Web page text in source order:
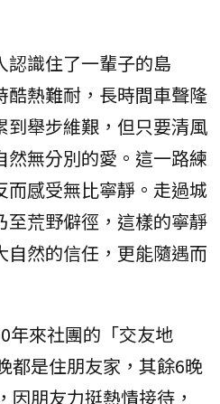
認識住了一輩子的島
酷熱難耐，長時間車聲隆
到舉步維艱，但只要清風
無分別的愛。這一路練
感受無比寧靜。走過城
至荒野僻徑，這樣的寧靜
然的信任，更能隨遇而
年來社團的「交友地
都是住朋友家，其餘6晚
因朋友力挺熱情接待，